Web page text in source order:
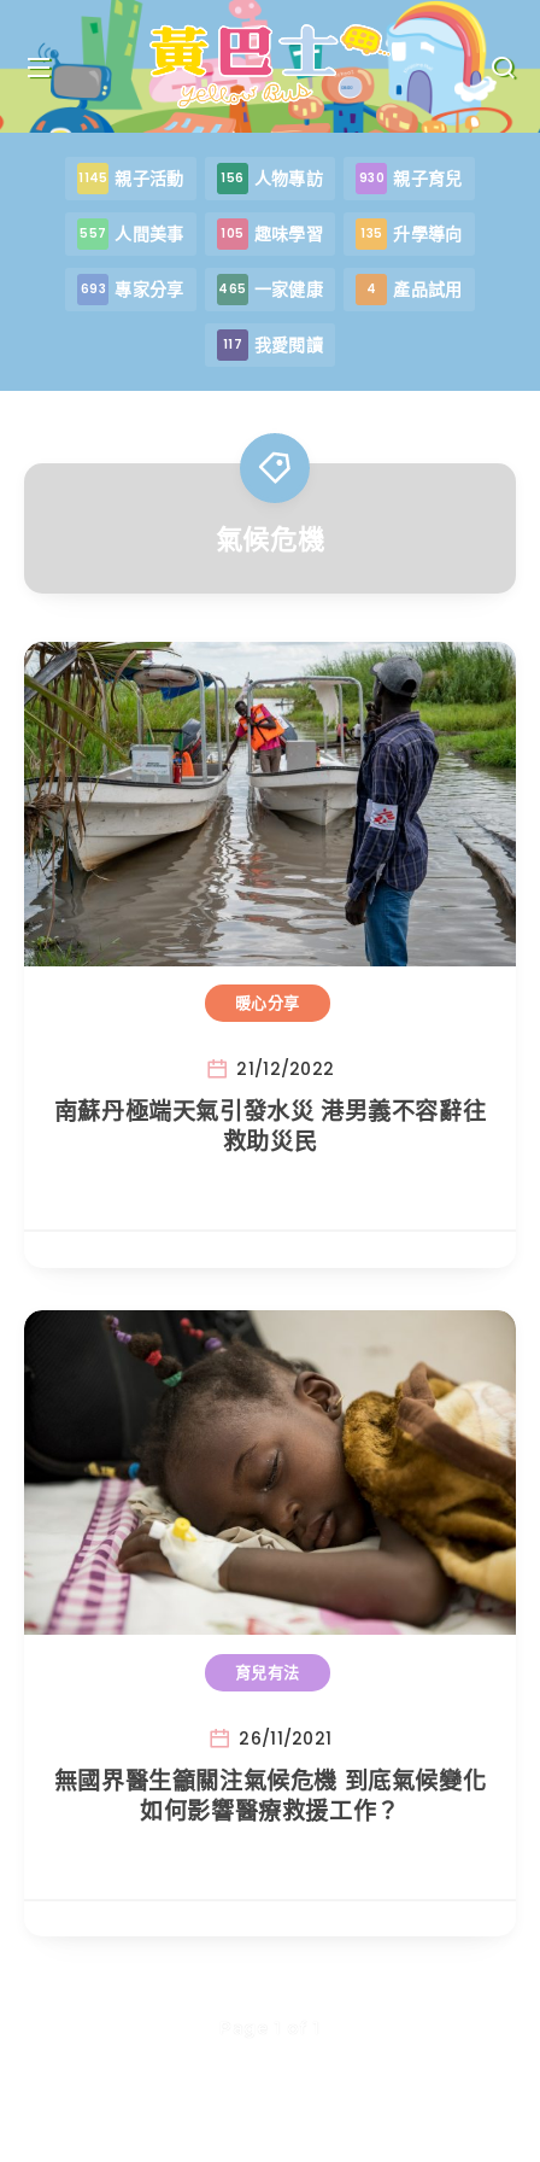
1145 親子活動 156 人物專訪 930 親子育兒
557 人間美事 105 趣味學習 135 升學導向
693 專家分享 465 一家健康 4 產品試用
117 我愛閱讀
氣候危機
暖心分享
21/12/2022
南蘇丹極端天氣引發水災 港男義不容辭往
救助災民
育兒有法
26/11/2021
無國界醫生籲關注氣候危機 到底氣候變化
如何影響醫療救援工作？